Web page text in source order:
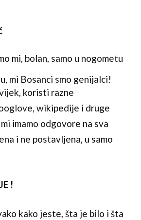
mi, bolan, samo u nogometu
mi Bosanci smo genijalci!
koristi razne
wikipedije i druge
imamo odgovore na sva
i ne postavljena, u samo
!
kako jeste, šta je bilo i šta